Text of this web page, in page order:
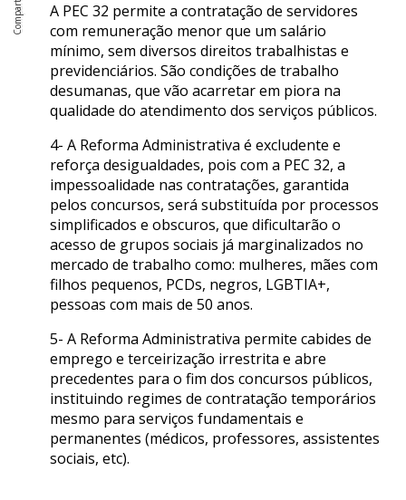
A PEC 32 permite a contratação de servidores
com remuneração menor que um salário
mínimo, sem diversos direitos trabalhistas e
previdenciários. São condições de trabalho
desumanas, que vão acarretar em piora na
qualidade do atendimento dos serviços públicos.
4- A Reforma Administrativa é excludente e
reforça desigualdades, pois com a PEC 32, a
impessoalidade nas contratações, garantida
pelos concursos, será substituída por processos
simplificados e obscuros, que dificultarão o
acesso de grupos sociais já marginalizados no
mercado de trabalho como: mulheres, mães com
filhos pequenos, PCDs, negros, LGBTIA+,
pessoas com mais de 50 anos.
5- A Reforma Administrativa permite cabides de
emprego e terceirização irrestrita e abre
precedentes para o fim dos concursos públicos,
instituindo regimes de contratação temporários
mesmo para serviços fundamentais e
permanentes (médicos, professores, assistentes
sociais, etc).